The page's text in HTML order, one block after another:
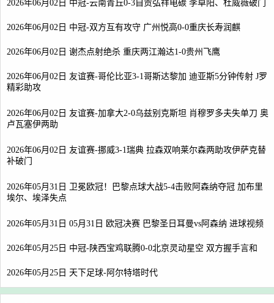
2026年06月02日 中冠-云南青丘0-3自贡弘祥电碳 李卓阳、杜威薇破门
2026年06月02日 中冠-双方互有攻守 广州悦高0-0重庆长寿润麒
2026年06月02日 谢杰点射绝杀 重庆两江瀚达1-0贵州飞鹰
2026年06月02日 友谊赛-哥伦比亚3-1哥斯达黎加 迪亚斯5分钟传射 J罗
精彩助攻
2026年06月02日 友谊赛-加拿大2-0乌兹别克斯坦 肖穆罗多夫失单刀 奥
卢瓦塞伊两助
2026年06月02日 友谊赛-挪威3-1瑞典 拉森双响莱尔森两助攻伊萨克替
补破门
2026年05月31日 卫冕欧冠！巴黎点球大战5-4击败阿森纳夺冠 加布里
埃尔、埃泽失点
2026年05月31日 05月31日 欧冠决赛 巴黎圣日耳曼vs阿森纳 进球视频
2026年05月25日 中冠-陕西宝鸡联腾0-0北京灵动星空 双方握手言和
2026年05月25日 天下足球-阿尔特塔时代